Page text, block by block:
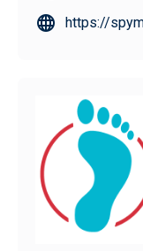
https://